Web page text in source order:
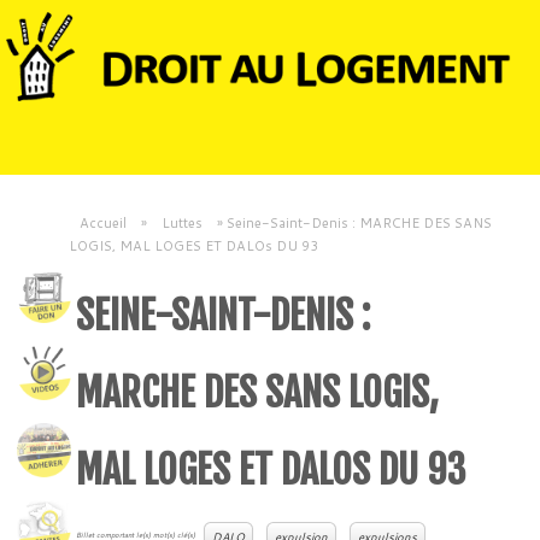
Accueil » Luttes » Seine-Saint-Denis : MARCHE DES SANS
LOGIS, MAL LOGES ET DALOs DU 93
SEINE-SAINT-DENIS :
MARCHE DES SANS LOGIS,
MAL LOGES ET DALOS DU 93
Billet comportant le(s) mot(s) clé(s) DALO expulsion expulsions